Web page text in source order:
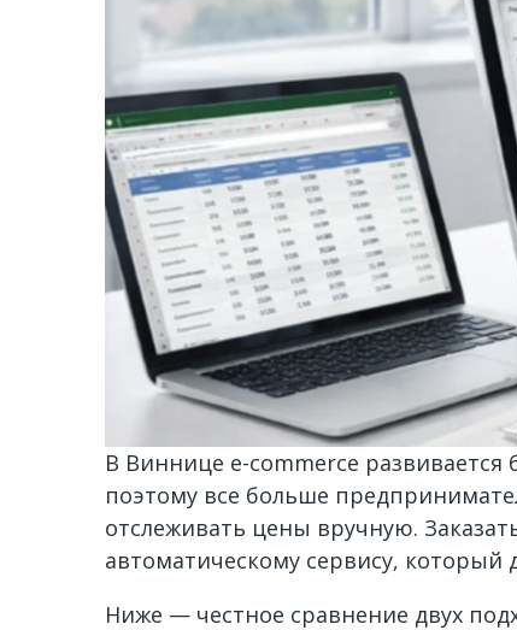
В Виннице e-commerce
поэтому все больше
отслеживать цены вручную.
автоматическому сервису, который
Ниже — честное сравнение двух